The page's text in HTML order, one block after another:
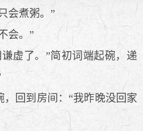
会煮粥。”
会。”
虚了。”简初词端起碗，递
回到房间：“我昨晚没回家